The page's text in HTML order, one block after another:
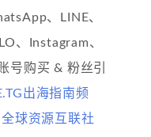
、LINE、
、Instagram、
号购买 & 粉丝引
出海指南频
全球资源互联社